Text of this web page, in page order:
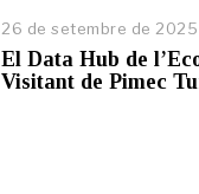
r
d
e
26 de setembre de 2025
El Data Hub de
Visitant de Pimec